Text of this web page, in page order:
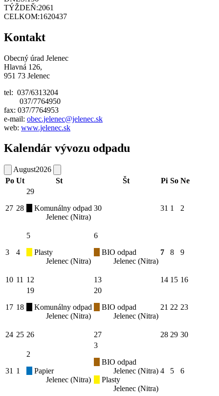
TÝŽDEŇ:2061
CELKOM:1620437
Kontakt
Obecný úrad Jelenec
Hlavná 126,
951 73 Jelenec
tel: 037/6313204
037/7764950
fax: 037/7764953
e-mail: obec.jelenec@jelenec.sk
web: www.jelenec.sk
Kalendár vývozu odpadu
August2026
Po Ut St Št Pi So Ne
27 28
29
Komunálny odpad
Jelenec (Nitra)
30 31 1 2
3 4
5
Plasty
Jelenec (Nitra)
6
BIO odpad
Jelenec (Nitra)
7 8 9
10 11 12 13 14 15 16
17 18
19
Komunálny odpad
Jelenec (Nitra)
20
BIO odpad
Jelenec (Nitra)
21 22 23
24 25 26 27 28 29 30
31 1
2
Papier
Jelenec (Nitra)
3
BIO odpad
Jelenec (Nitra)
Plasty
Jelenec (Nitra)
4 5 6